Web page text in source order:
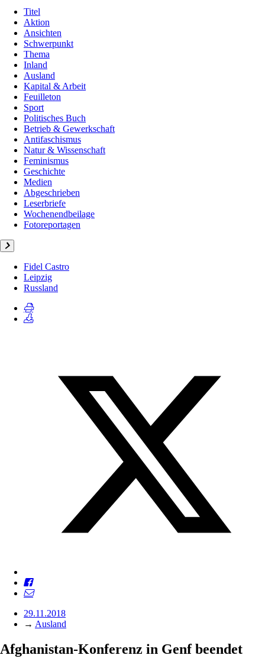
Titel
Aktion
Ansichten
Schwerpunkt
Thema
Inland
Ausland
Kapital & Arbeit
Feuilleton
Sport
Politisches Buch
Betrieb & Gewerkschaft
Antifaschismus
Natur & Wissenschaft
Feminismus
Geschichte
Medien
Abgeschrieben
Leserbriefe
Wochenendbeilage
Fotoreportagen
Fidel Castro
Leipzig
Russland
29.11.2018
→ Ausland
Afghanistan-Konferenz in Genf beendet